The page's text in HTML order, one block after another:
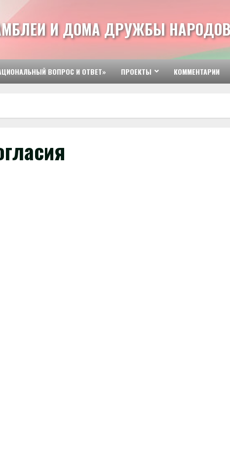
И ДОМА ДРУЖБЫ НАРОДОВ
ВОПРОС И ОТВЕТ» ПРОЕКТЫ КОММЕНТАРИИ